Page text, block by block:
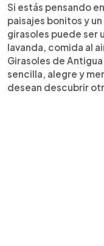
Si estás pensando
paisajes bonitos y
girasoles puede ser
lavanda, comida al
Girasoles de
sencilla, alegre y
desean descubrir